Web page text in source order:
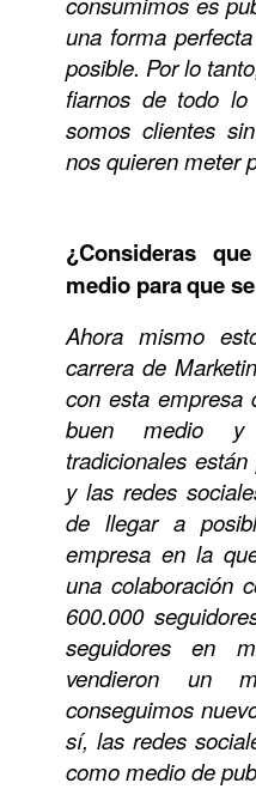
una forma
posible. Por lo
fiarnos de todo
somos clientes
nos quieren meter
¿Consideras
medio para que
Ahora mismo
carrera de
con esta empresa
buen medio y
tradicionales
y las redes
de llegar a
empresa en la
una colaboración
600.000
seguidores en
vendieron un
conseguimos
sí, las redes
como medio de